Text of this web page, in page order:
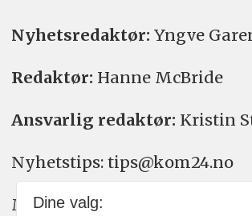
Nyhetsredaktør: Yngve
Redaktør: Hanne McBride
Ansvarlig redaktør: Kristin
Nyhetstips: tips@kom24.no
Meninger:
Dine valg: